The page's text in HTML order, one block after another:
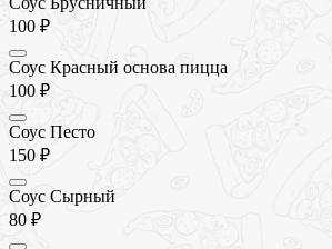
100 ₽
Соус Красный основа пицца
100 ₽
Соус Песто
150 ₽
Соус Сырный
80 ₽